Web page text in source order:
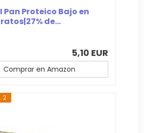
Pan Proteico Bajo en
de...
5,10 EUR
Comprar en Amazon
2